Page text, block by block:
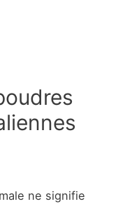
ne signifie